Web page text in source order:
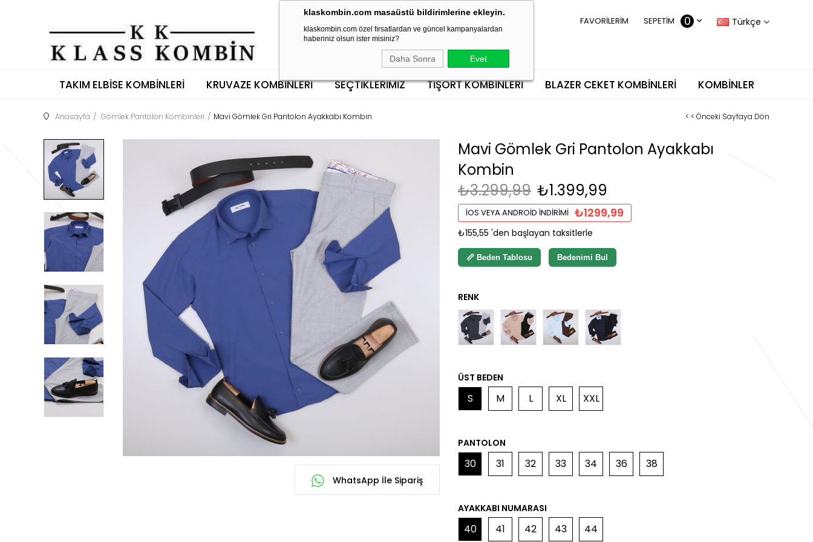
klaskombin.com masaüstü bildirimlerine ekleyin.
klaskombin.com özel fırsatlardan ve güncel kampanyalardan
haberiniz olsun ister misiniz?
Daha Sonra Evet
Türkçe
SEPETIM 0
FAVORILERIM
TAKIM ELBISE KOMBINLERI KRUVAZE KOMBINLERI SEÇTİKLERİMİZ TIŞÖRT KOMBINLERI BLAZER CEKET KOMBINLERI KOMBINLER
Anasayfa Gömlek Pantolon Kombinleri Mavi Gömlek Gri Pantolon Ayakkabı Kombin < < Önceki Sayfaya Dön
WhatsApp İle Sipariş
Mavi Gömlek Gri Pantolon Ayakkabı
Kombin
₺3.299,99 ₺1.399,99
İOS VEYA ANDROID İNDIRIMI ₺1299,99
₺155,55 'den başlayan taksitlerle
📏 Beden Tablosu Bedenimi Bul
ÜST BEDEN
S M L XL XXL
PANTOLON
30 31 32 33 34 36 38
AYAKKABI NUMARASI
40 41 42 43 44